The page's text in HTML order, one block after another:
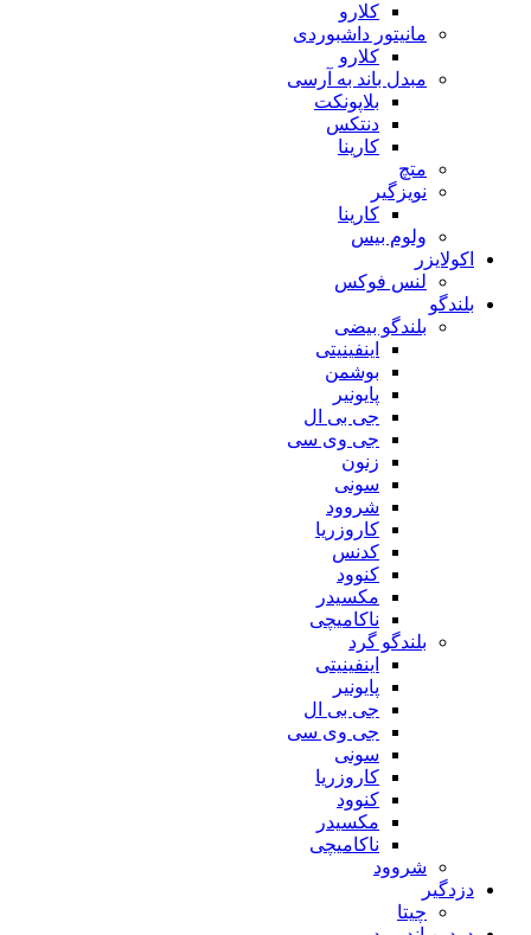
کلارو
مانیتور داشبوردی
کلارو
مبدل باند به آرسی
بلاپونکت
دنتکس
کارینا
متچ
نویزگیر
کارینا
ولوم بیس
اکولایزر
لنس فوکس
بلندگو
بلندگو بیضی
اینفینیتی
بوشمن
پایونیر
جی بی ال
جی وی سی
زنون
سونی
شروود
کاروزریا
کدنس
کنوود
مکسیدر
ناکامیچی
بلندگو گرد
اینفینیتی
پایونیر
جی بی ال
جی وی سی
سونی
کاروزریا
کنوود
مکسیدر
ناکامیچی
شروود
دزدگیر
چیتا